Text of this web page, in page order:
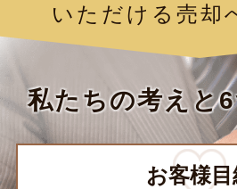
いただける売却
私たちの考えと
お客様目